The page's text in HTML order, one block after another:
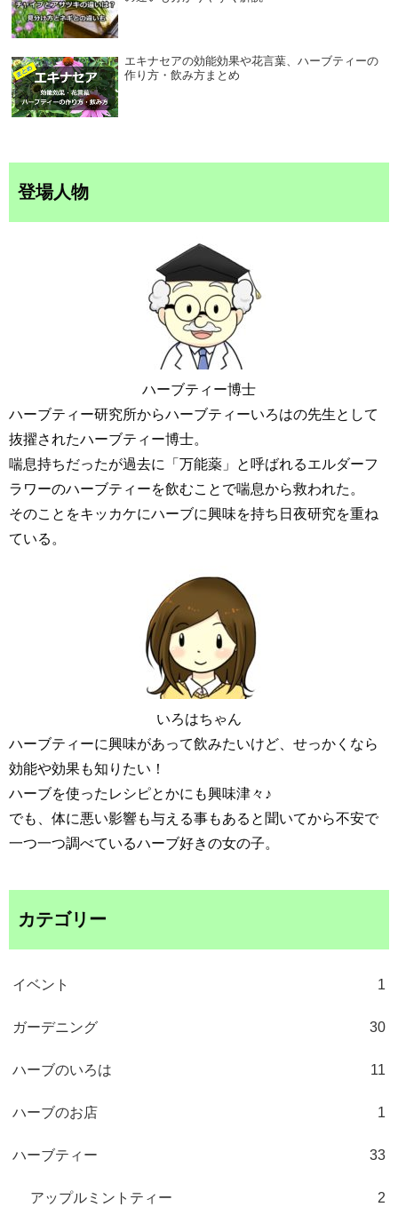
エキナセアの効能効果や花言葉、ハーブティーの
作り方・飲み方まとめ
登場人物
ハーブティー博士
ハーブティー研究所からハーブティーいろはの先生として
抜擢されたハーブティー博士。
喘息持ちだったが過去に「万能薬」と呼ばれるエルダーフ
ラワーのハーブティーを飲むことで喘息から救われた。
そのことをキッカケにハーブに興味を持ち日夜研究を重ね
ている。
いろはちゃん
ハーブティーに興味があって飲みたいけど、せっかくなら
効能や効果も知りたい！
ハーブを使ったレシピとかにも興味津々♪
でも、体に悪い影響も与える事もあると聞いてから不安で
一つ一つ調べているハーブ好きの女の子。
カテゴリー
イベント 1
ガーデニング 30
ハーブのいろは 11
ハーブのお店 1
ハーブティー 33
アップルミントティー 2